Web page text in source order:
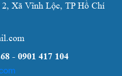
Xã Vĩnh Lộc, TP Hồ Chí
- 0901 417 104